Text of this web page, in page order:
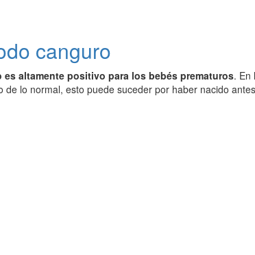
canguro
es altamente positivo para los bebés prematuros. En
de lo normal, esto puede suceder por haber nacido